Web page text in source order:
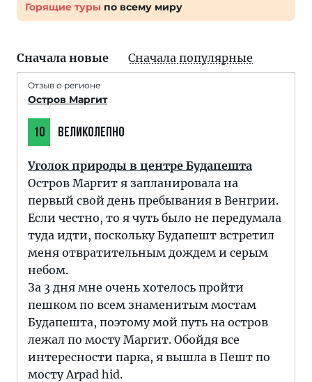
Горящие туры по всему миру
Сначала новые Сначала популярные
Отзыв о регионе
Остров Маргит
10 ВЕЛИКОЛЕПНО
Уголок природы в центре Будапешта
Остров Маргит я запланировала на
первый свой день пребывания в Венгрии.
Если честно, то я чуть было не передумала
туда идти, поскольку Будапешт встретил
меня отвратительным дождем и серым
небом.
За 3 дня мне очень хотелось пройти
пешком по всем знаменитым мостам
Будапешта, поэтому мой путь на остров
лежал по мосту Маргит. Обойдя все
интересности парка, я вышла в Пешт по
мосту Arpad hid.